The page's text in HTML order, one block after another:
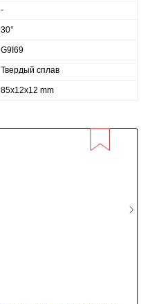
-
30°
G9I69
Твердый сплав
85x12x12 mm